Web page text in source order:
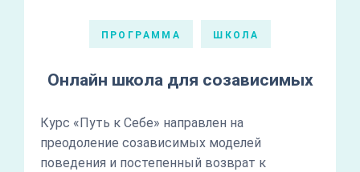
ПРОГРАММА ШКОЛА
Онлайн школа для созависимых
Курс «Путь к Себе» направлен на
преодоление созависимых моделей
поведения и постепенный возврат к